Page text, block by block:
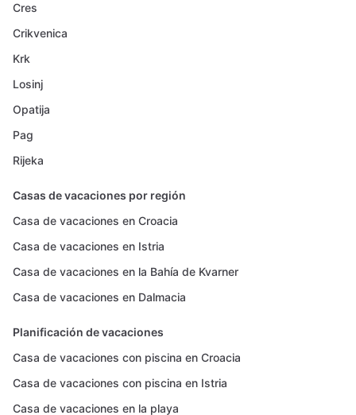
Cres
Crikvenica
Krk
Losinj
Opatija
Pag
Rijeka
Casas de vacaciones por región
Casa de vacaciones en Croacia
Casa de vacaciones en Istria
Casa de vacaciones en la Bahía de Kvarner
Casa de vacaciones en Dalmacia
Planificación de vacaciones
Casa de vacaciones con piscina en Croacia
Casa de vacaciones con piscina en Istria
Casa de vacaciones en la playa